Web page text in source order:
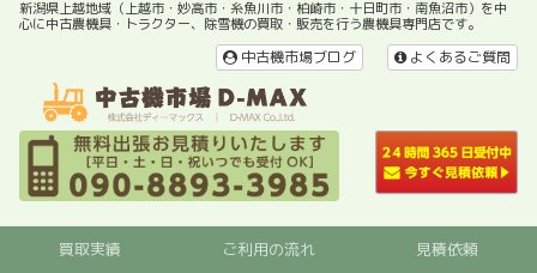
新潟県上越地域（上越市・妙高市・糸魚川市・柏崎市・十日町市・南魚沼市）を中
心に中古農機具・トラクター、除雪機の買取・販売を行う農機具専門店です。
よくあるご質問
中古機市場ブログ
買取実績 ご利用の流れ 見積依頼